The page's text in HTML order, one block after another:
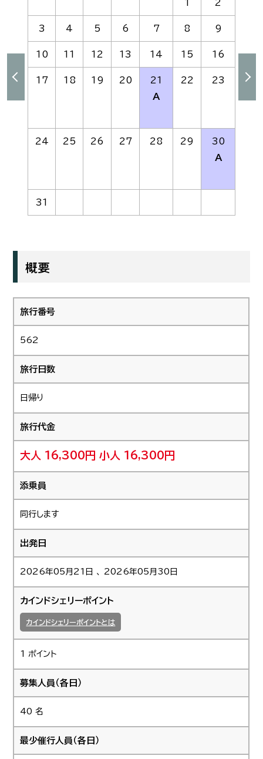
1 2
3 4 5 6 7 8 9
10 11 12 13 14 15 16
17 18 19 20 21
A
22 23
24 25 26 27 28 29 30
A
31
概要
旅行番号
562
旅行日数
日帰り
旅行代金
大人 16,300円小人 16,300円
添乗員
同行します
出発日
2026年05月21日 、 2026年05月30日
カインドシェリーポイント
カインドシェリーポイントとは
1 ポイント
募集人員（各日）
40 名
最少催行人員（各日）